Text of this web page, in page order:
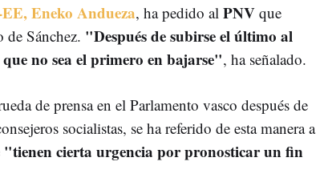
Eneko Andueza, ha pedido al PNV que
de Sánchez. "Después de subirse el último al
no sea el primero en bajarse", ha señalado.
de prensa en el Parlamento vasco después de
socialistas, se ha referido de esta manera a
"tienen cierta urgencia por pronosticar un fin